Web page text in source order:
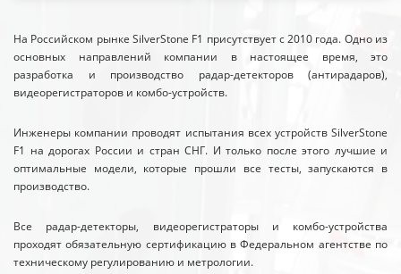
На Российском рынке SilverStone F1 присутствует с 2010 года. Одно из
основных направлений компании в настоящее время, это
разработка и производство радар-детекторов (антирадаров),
видеорегистраторов и комбо-устройств.
Инженеры компании проводят испытания всех устройств SilverStone
F1 на дорогах России и стран СНГ. И только после этого лучшие и
оптимальные модели, которые прошли все тесты, запускаются в
производство.
Все радар-детекторы, видеорегистраторы и комбо-устройства
проходят обязательную сертификацию в Федеральном агентстве по
техническому регулированию и метрологии.